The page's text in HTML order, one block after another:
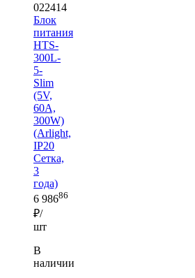
022414
Блок
питания
HTS-
300L-
5-
Slim
(5V,
60A,
300W)
(Arlight,
IP20
Сетка,
3
года)
6 98686
₽/
шт
В
наличии